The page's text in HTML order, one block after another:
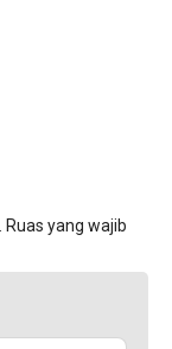
Ruas yang wajib